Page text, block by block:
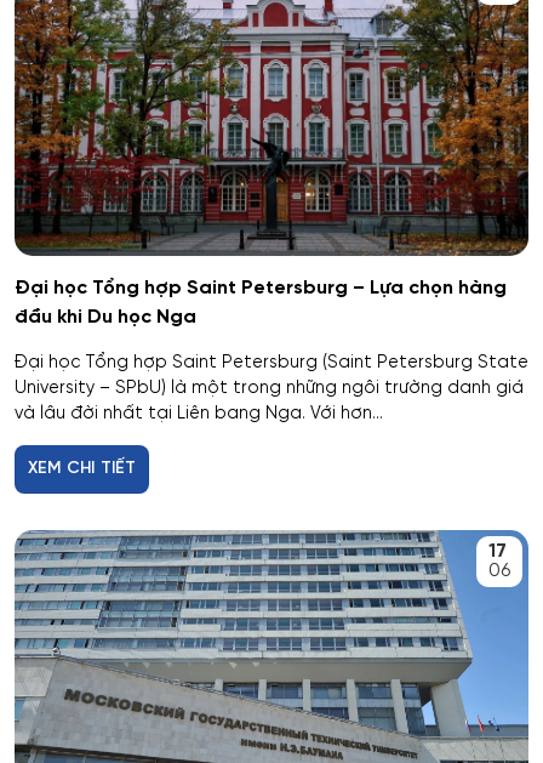
Hàng không dẫn đường và kiểm soát không lưu
Hành chính công
Hóa dược
Hóa dầu và công nghệ sinh học
Hóa học
Hóa học, Vật lý và Cơ học Vật liệu
Hóa nông và khoa học đất nông nghiệp
Hóa sinh y học
Hải quan
Hệ thống an ninh thông tin – phân tích
Hệ thống chấp hành hàng không - vũ trụ
Đại học Tổng hợp Saint Petersburg – Lựa chọn hàng
đầu khi Du học Nga
Đại học Tổng hợp Saint Petersburg (Saint Petersburg State
University – SPbU) là một trong những ngôi trường danh giá
và lâu đời nhất tại Liên bang Nga. Với hơn...
XEM CHI TIẾT
17
06